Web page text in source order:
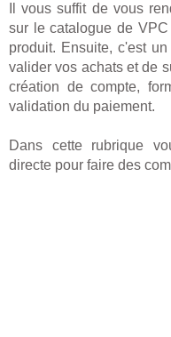
Il vous suffit de vous
sur le catalogue de
produit. Ensuite, c'est
valider vos achats et de
création de compte,
validation du paiement.
Dans cette rubrique
directe pour faire des